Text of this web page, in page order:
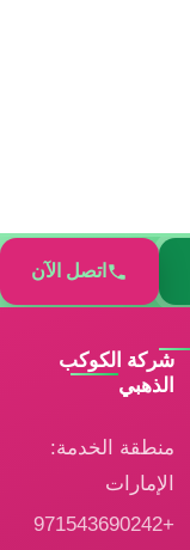
اتصل الآن
شركة الكوكب
الذهبي
منطقة الخدمة:
الإمارات
+971543690242